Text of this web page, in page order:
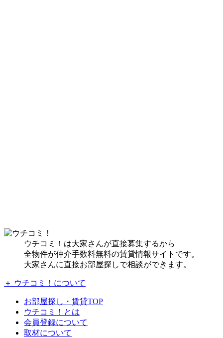
ウチコミ！は大家さんが直接募集するから
全物件が仲介手数料無料の賃貸情報サイトです。
大家さんに直接お部屋探しで相談ができます。
＋ ウチコミ！について
お部屋探し・賃貸TOP
ウチコミ！とは
会員登録について
取材について